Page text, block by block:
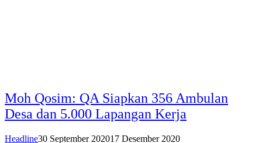
Moh Qosim: QA Siapkan 356 Ambulan
Desa dan 5.000 Lapangan Kerja
Headline30 September 202017 Desember 2020